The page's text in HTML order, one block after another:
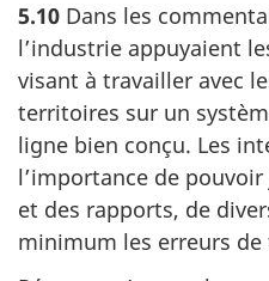
5.10 Dans les
l’industrie appuyaient
visant à travailler avec
territoires sur un
ligne bien conçu. Les
l’importance de
et des rapports, de
minimum les erreurs